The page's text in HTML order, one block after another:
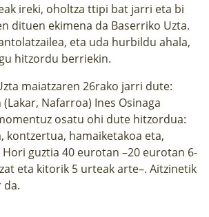
ireki, oholtza ttipi bat jarri eta bi
dituen ekimena da Baserriko Uzta.
eta uda hurbildu ahala,
hitzordu berriekin.
maiatzaren 26rako jarri dute:
Nafarroa) Ines Osinaga
osatu ohi dute hitzordua:
kontzertua, hamaiketakoa eta,
guztia 40 eurotan –20 eurotan 6-
eta kitorik 5 urteak arte–. Aitzinetik
da.